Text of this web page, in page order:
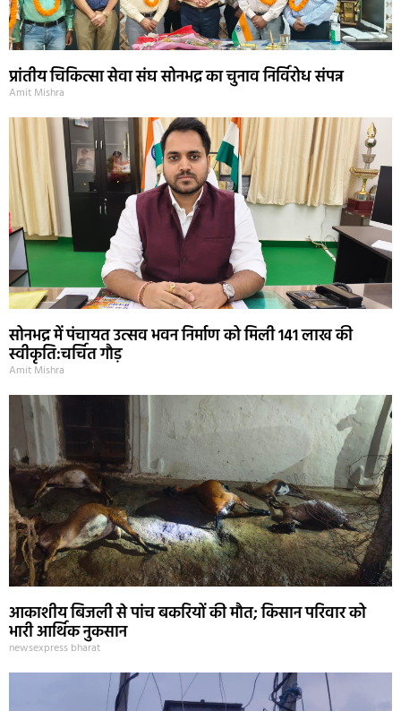
प्रांतीय चिकित्सा सेवा संघ सोनभद्र का चुनाव निर्विरोध संपन्न
Amit Mishra
सोनभद्र में पंचायत उत्सव भवन निर्माण को मिली 141 लाख की
स्वीकृति:चर्चित गौड़
Amit Mishra
आकाशीय बिजली से पांच बकरियों की मौत; किसान परिवार को
भारी आर्थिक नुकसान
newsexpress bharat